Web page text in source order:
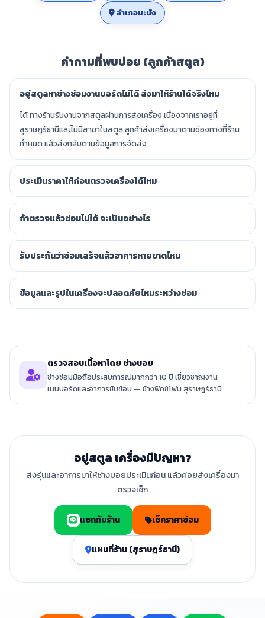
อำเภอมะนัง
คำถามที่พบบ่อย (ลูกค้าสตูล)
อยู่สตูลหาช่างซ่อมงานบอร์ดไม่ได้ ส่งมาให้ร้านได้จริงไหม
ได้ ทางร้านรับงานจากสตูลผ่านการส่งเครื่อง เนื่องจากเราอยู่ที่
สุราษฎร์ธานีและไม่มีสาขาในสตูล ลูกค้าส่งเครื่องมาตามช่องทางที่ร้าน
กำหนด แล้วส่งกลับตามข้อมูลการจัดส่ง
ประเมินราคาให้ก่อนตรวจเครื่องได้ไหม
ถ้าตรวจแล้วซ่อมไม่ได้ จะเป็นอย่างไร
รับประกันว่าซ่อมเสร็จแล้วอาการหายขาดไหม
ข้อมูลและรูปในเครื่องจะปลอดภัยไหมระหว่างซ่อม
ตรวจสอบเนื้อหาโดย ช่างบอย
ช่างซ่อมมือถือประสบการณ์มากกว่า 10 ปี เชี่ยวชาญงาน
เมนบอร์ดและอาการซับซ้อน — ช้างฟิกซ์โฟน สุราษฎร์ธานี
อยู่สตูล เครื่องมีปัญหา?
ส่งรุ่นและอาการมาให้ช่างบอยประเมินก่อน แล้วค่อยส่งเครื่องมา
ตรวจเช็ก
แชทกับร้าน เช็คราคาซ่อม
แผนที่ร้าน (สุราษฎร์ธานี)